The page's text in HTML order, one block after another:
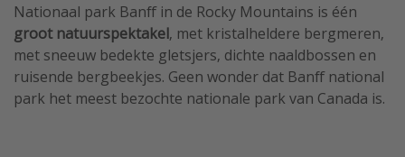
Nationaal park Banff in de Rocky Mountains is één
groot natuurspektakel, met kristalheldere bergmeren,
met sneeuw bedekte gletsjers, dichte naaldbossen en
ruisende bergbeekjes. Geen wonder dat Banff national
park het meest bezochte nationale park van Canada is.